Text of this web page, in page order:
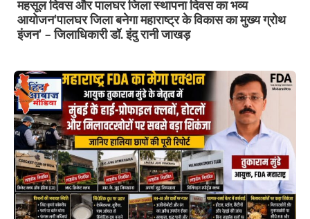
महसूल दिवस और पालघर जिला स्थापना दिवस का भव्य
आयोजन’पालघर जिला बनेगा महाराष्ट्र के विकास का मुख्य ग्रोथ
इंजन’ – जिलाधिकारी डॉ. इंदु रानी जाखड़